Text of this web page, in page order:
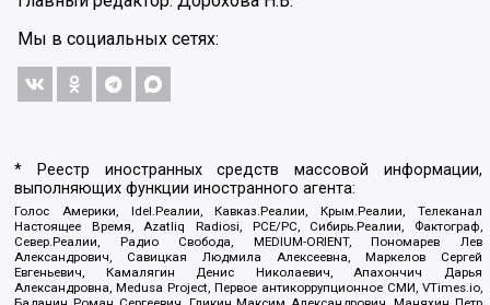
Мы в социальных сетях:
* Реестр иностранных средств массовой информации,
выполняющих функции иностранного агента:
Голос Америки, Idel.Реалии, Кавказ.Реалии, Крым.Реалии, Телеканал
Настоящее Время, Azatliq Radiosi, PCE/PC, Сибирь.Реалии, Фактограф,
Север.Реалии, Радио Свобода, MEDIUM-ORIENT, Пономарев Лев
Александрович, Савицкая Людмила Алексеевна, Маркелов Сергей
Евгеньевич, Камалягин Денис Николаевич, Апахончич Дарья
Александровна, Medusa Project, Первое антикоррупционное СМИ, VTimes.io,